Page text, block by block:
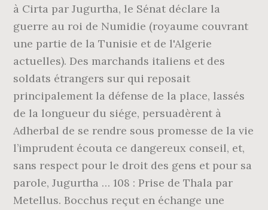
à Cirta par Jugurtha, le Sénat déclare la
guerre au roi de Numidie (royaume couvrant
une partie de la Tunisie et de l'Algerie
actuelles). Des marchands italiens et des
soldats étrangers sur qui reposait
principalement la défense de la place, lassés
de la longueur du siége, persuadèrent à
Adherbal de se rendre sous promesse de la vie
l’imprudent écouta ce dangereux conseil, et,
sans respect pour le droit des gens et pour sa
parole, Jugurtha … 108 : Prise de Thala par
Metellus. Bocchus reçut en échange une